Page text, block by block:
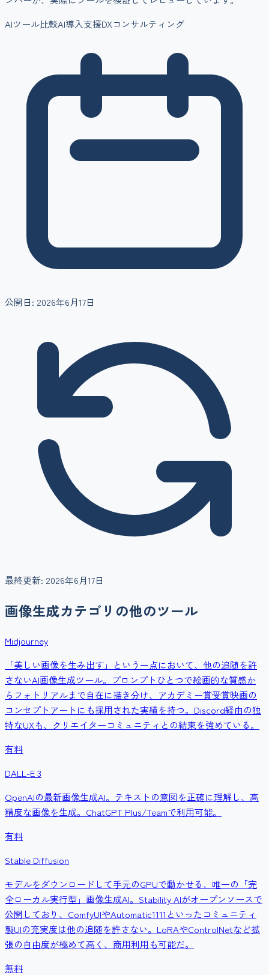
AIツール比較AI導入支援DXコンサルティング
公開日: 2026年6月17日
最終更新: 2026年6月17日
画像生成カテゴリの他のツール
Midjourney
「美しい画像を生み出す」という一点において、他の追随を許
さないAI画像生成ツール。プロンプトひとつで絵画的な質感か
らフォトリアルまで自在に描き分け、アカデミー賞受賞映画の
コンセプトアートにも採用された実績を持つ。Discord経由の独
特なUXも、クリエイターコミュニティとの結束を強めている。
有料
DALL-E 3
OpenAIの最新画像生成AI。テキストの意図を正確に理解し、高
精度な画像を生成。ChatGPT Plus/Teamで利用可能。
有料
Stable Diffusion
モデルをダウンロードして手元のGPUで動かせる、唯一の「完
全ローカル実行型」画像生成AI。Stability AIがオープンソースで
公開しており、ComfyUIやAutomatic1111といったコミュニティ
製UIの充実度は他の追随を許さない。LoRAやControlNetなど拡
張の自由度が極めて高く、商用利用も可能だ。
無料